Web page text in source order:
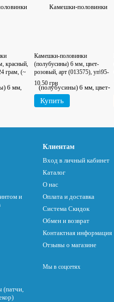
красный,
грам, (~
Камешки-половинки
(полубусины) 6 мм, цвет-
розовый, арт (013575), уп\95-
100 шт
10.50 грн
Купить
и
(патчи,
Клиентам
Вход в личный кабинет
Каталог
О нас
Оплата и доставка
Система Скидок
Обмен и возврат
Контактная информация
Отзывы о магазине
Мы в соцсетях